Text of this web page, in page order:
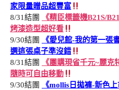
家限量贈品超豐富
8/31結團
《精臣標籤機B21S/
烤漆造型超好看
9/30結團
《愛兒館-我的第一張
選這張桌子準沒錯
8/31結團
《團購現省千元~麗
隨時可自由移動
9/30結團
《mollis日拋褲-新色